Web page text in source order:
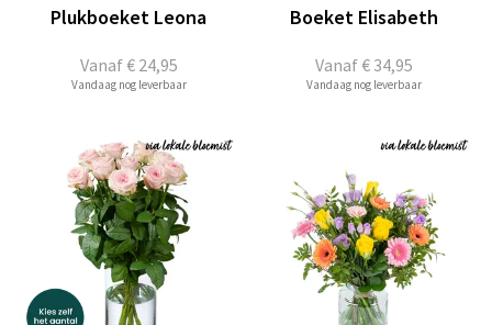
Vanaf€ 24,95
Plukboeket Leona
Vandaag nog leverbaar
Vanaf€ 34,95
Boeket Elisabeth
Vandaag nog leverbaar